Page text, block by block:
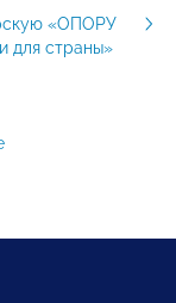
«ОПОРУ
для страны»